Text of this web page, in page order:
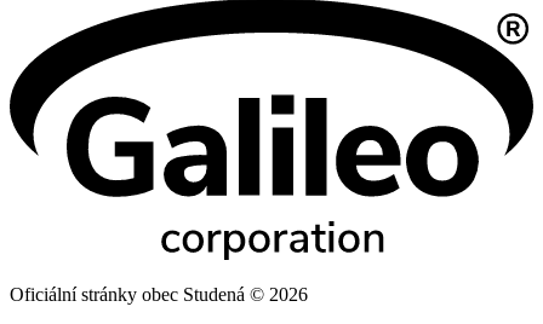
Oficiální stránky obec Studená © 2026